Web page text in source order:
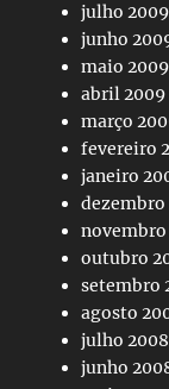
julho 2009
junho
maio 2009
abril 2009
março
fevereiro
janeiro
dezembro
novembro
outubro
setembro
agosto
julho 2008
junho